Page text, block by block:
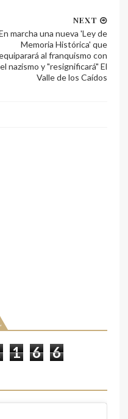
NEXT
marcha una nueva 'Ley de
Memoria Histórica' que
al franquismo con
el nazismo y "resignificará" El
Valle de los Caídos
1 6 6